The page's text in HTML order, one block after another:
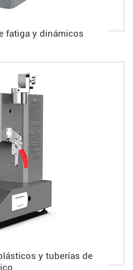
fatiga y dinámicos
y tuberías de